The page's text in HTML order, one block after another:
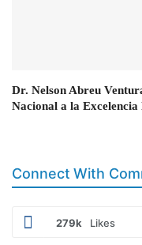
Dr. Nelson Abreu
Nacional a la Excelencia
Connect With
279k Likes